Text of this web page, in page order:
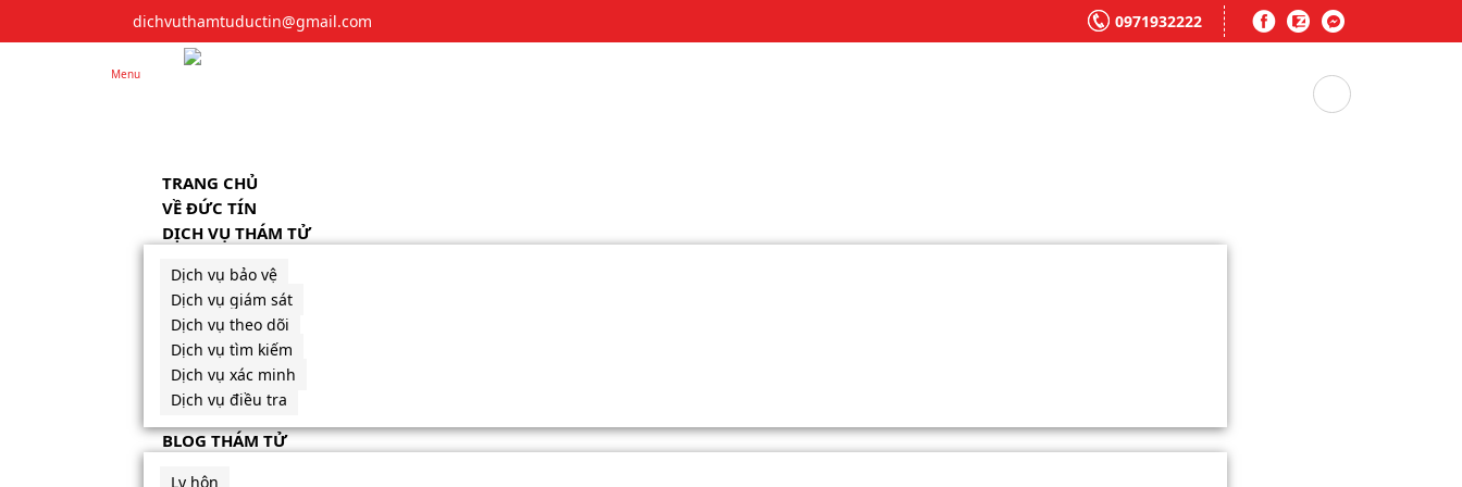
dichvuthamtuductin@gmail.com 0971932222
Menu
TRANG CHỦ
VỀ ĐỨC TÍN
DỊCH VỤ THÁM TỬ
Dịch vụ bảo vệ
Dịch vụ giám sát
Dịch vụ theo dõi
Dịch vụ tìm kiếm
Dịch vụ xác minh
Dịch vụ điều tra
BLOG THÁM TỬ
Ly hôn